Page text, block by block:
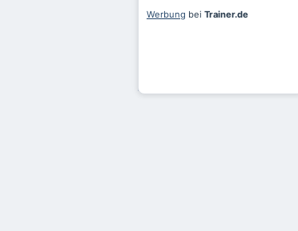
Werbung bei Trainer.de